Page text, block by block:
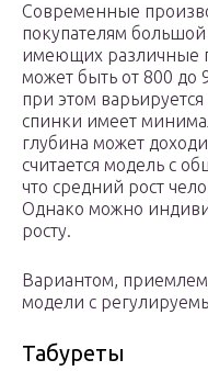
Современные
покупателям большой
имеющих различные
может быть от 800 до
при этом
спинки имеет
глубина может
считается модель с
что средний рост
Однако можно
росту.
Вариантом,
модели с
Табуреты